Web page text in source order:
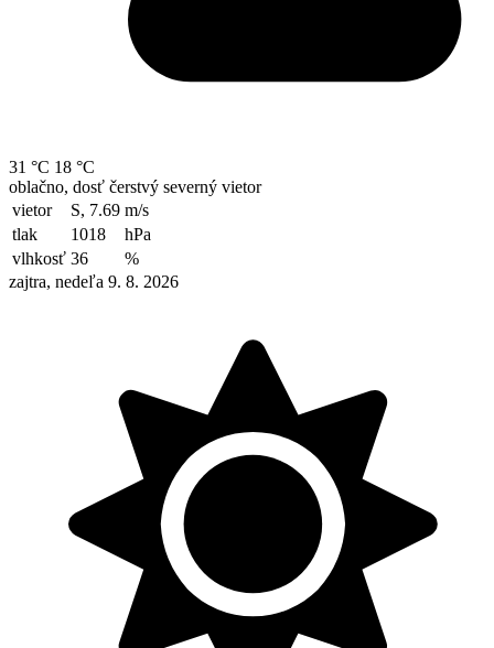
31 °C 18 °C
oblačno, dosť čerstvý severný vietor
vietor
S, 7.69 m/s
tlak
1018
hPa
vlhkosť 36
%
zajtra, nedeľa 9. 8. 2026